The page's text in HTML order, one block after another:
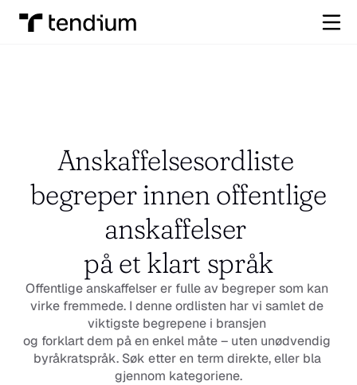
Anskaffelsesordliste
begreper innen offentlige
anskaffelser
på et klart språk
Offentlige anskaffelser er fulle av begreper som kan
virke fremmede. I denne ordlisten har vi samlet de
viktigste begrepene i bransjen
og forklart dem på en enkel måte – uten unødvendig
byråkratspråk. Søk etter en term direkte, eller bla
gjennom kategoriene.